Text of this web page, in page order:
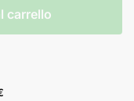
carrello